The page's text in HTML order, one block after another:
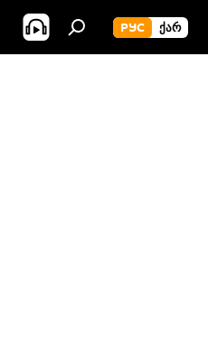
РУС ᲥᲐᲠ